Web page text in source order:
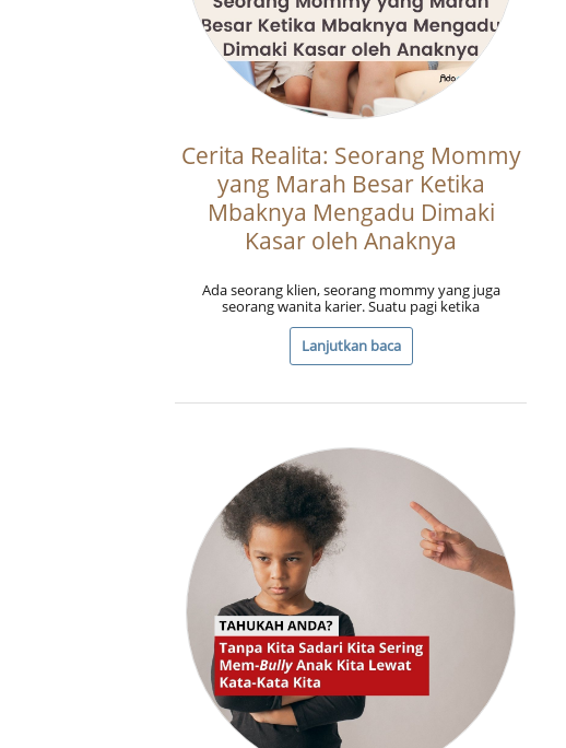
Cerita Realita: Seorang Mommy
yang Marah Besar Ketika
Mbaknya Mengadu Dimaki
Kasar oleh Anaknya
Ada seorang klien, seorang mommy yang juga
seorang wanita karier. Suatu pagi ketika
Lanjutkan baca